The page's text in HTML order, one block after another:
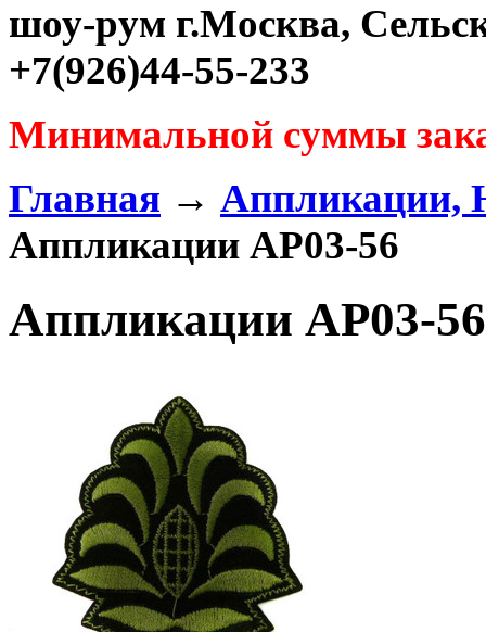
шоу-рум г.Москва,
+7(926)44-55-233
Минимальной суммы
Главная → Аппликации,
Аппликации AP03-56
Аппликации AP03-56